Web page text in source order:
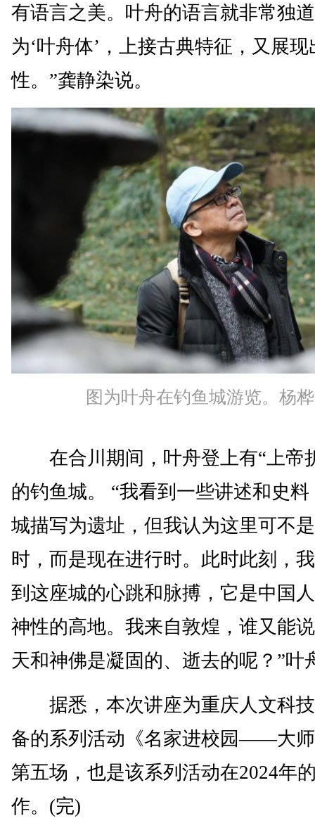
有语言之美。叶舟的语言就非常独
为‘叶舟体’，上接古典特征，又展
性。”龚静染说。
图为叶舟在钓鱼城游览。杨
在合川期间，叶舟登上有“上帝
的钓鱼城。 “我看到一些讲述和史
城描写为遗址，但我认为这里可不
时，而是现在进行时。此时此刻，
到这座城的心跳和脉搏，它是中国
神性的高地。我来自敦煌，谁又能
天和神佛是凝固的、逝去的呢？”叶
据悉，本次讲座为重庆人文科技
备的系列活动《名家进校园——大
第五场，也是该系列活动在2024年
作。(完)